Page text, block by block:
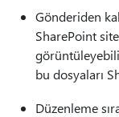
Gönderiden
SharePoint
bu dosyaları
Düzenleme